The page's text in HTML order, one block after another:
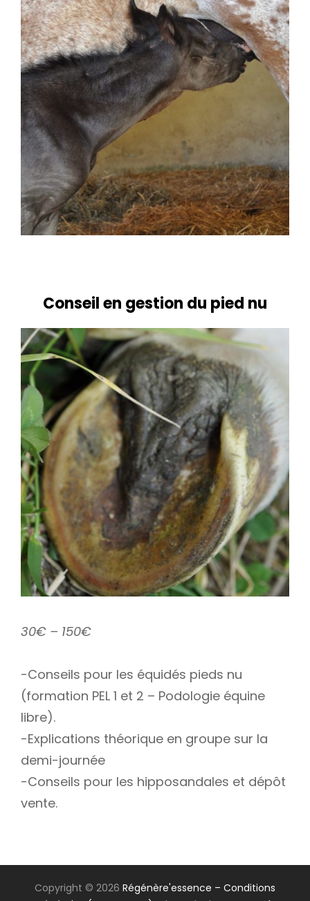
Conseil en gestion du pied nu
30€ – 150€
-Conseils pour les équidés pieds nu
(formation PEL 1 et 2 – Podologie équine
libre).
-Explications théorique en groupe sur la
demi-journée
-Conseils pour les hipposandales et dépôt
vente.
Copyright © 2026 Régénère'essence – Conditions